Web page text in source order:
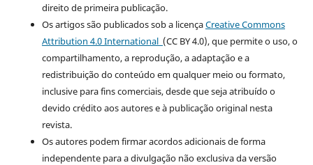
direito de primeira publicação.
Os artigos são publicados sob a licençaCreative Commons
Attribution 4.0 International (CC BY 4.0), que permite o uso, o
compartilhamento, a reprodução, a adaptação e a
redistribuição do conteúdo em qualquer meio ou formato,
inclusive para fins comerciais, desde que seja atribuído o
devido crédito aos autores e à publicação original nesta
revista.
Os autores podem firmar acordos adicionais de forma
independente para a divulgação não exclusiva da versão